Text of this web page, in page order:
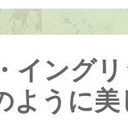
イング
ように